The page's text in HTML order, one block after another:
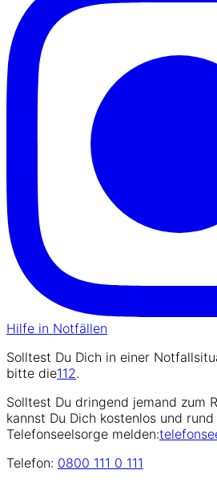
Hilfe in Notfällen
Solltest Du Dich in einer
bitte die112.
Solltest Du dringend jemand zum
kannst Du Dich kostenlos und
Telefonseelsorge melden:
Telefon: 0800 111 0 111